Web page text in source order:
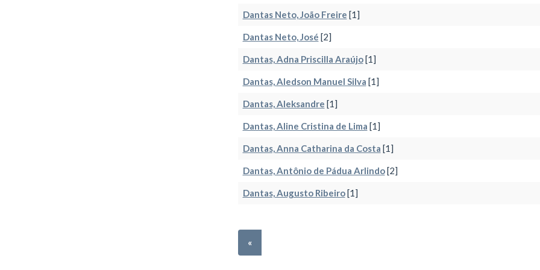
Dantas Neto, João Freire [1]
Dantas Neto, José [2]
Dantas, Adna Priscilla Araújo[1]
Dantas, Aledson Manuel Silva [1]
Dantas, Aleksandre [1]
Dantas, Aline Cristina de Lima [1]
Dantas, Anna Catharina da Costa [1]
Dantas, Antônio de Pádua Arlindo[2]
Dantas, Augusto Ribeiro[1]
«